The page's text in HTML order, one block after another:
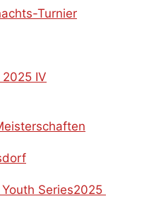
Turnier
IV
Series2025